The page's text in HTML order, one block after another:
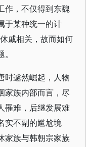
作，不仅得到东魏
于某种统一的计
戚相关，故而如何
时遽然崛起，人物
家族内部而言，尽
罹难，后继发展难
实不副的尴尬境
家族与韩朝宗家族